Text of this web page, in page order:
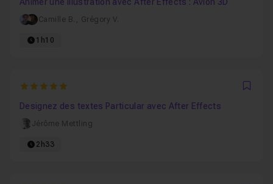
Camille B. , Grégory V.
1h10
5
Designez des textes Particular avec After Effects
Jérôme Mettling
2h33